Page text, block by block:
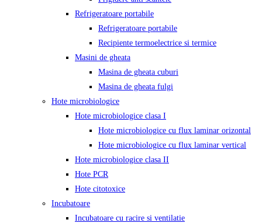
Refrigeratoare portabile
Refrigeratoare portabile
Recipiente termoelectrice si termice
Masini de gheata
Masina de gheata cuburi
Masina de gheata fulgi
Hote microbiologice
Hote microbiologice clasa I
Hote microbiologice cu flux laminar orizontal
Hote microbiologice cu flux laminar vertical
Hote microbiologice clasa II
Hote PCR
Hote citotoxice
Incubatoare
Incubatoare cu racire si ventilatie